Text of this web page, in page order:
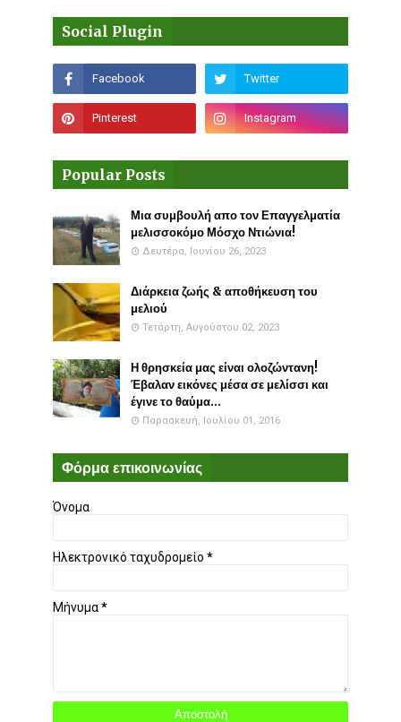
Social Plugin
Popular Posts
Μια συμβουλή απο τον Επαγγελματία
μελισσοκόμο Μόσχο Ντιώνια!
Δευτέρα, Ιουνίου 26, 2023
Διάρκεια ζωής & αποθήκευση του
μελιού
Τετάρτη, Αυγούστου 02, 2023
Η θρησκεία μας είναι ολοζώντανη!
Έβαλαν εικόνες μέσα σε μελίσσι και
έγινε το θαύμα...
Παρασκευή, Ιουλίου 01, 2016
Φόρμα επικοινωνίας
Όνομα
Ηλεκτρονικό ταχυδρομείο *
Μήνυμα*